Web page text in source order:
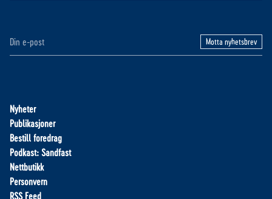
Motta nyhetsbrev
Nyheter
Publikasjoner
Bestill foredrag
Podkast: Sandfast
Nettbutikk
Personvern
RSS Feed